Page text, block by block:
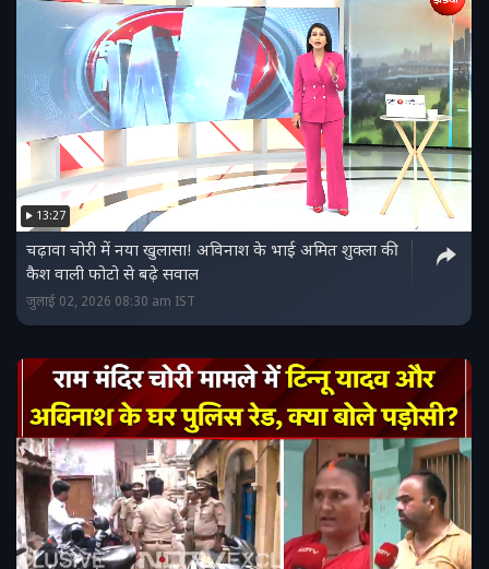
13:27
चढ़ावा चोरी में नया खुलासा! अविनाश के भाई अमित शुक्ला की
कैश वाली फोटो से बढ़े सवाल
जुलाई 02, 2026 08:30 am IST